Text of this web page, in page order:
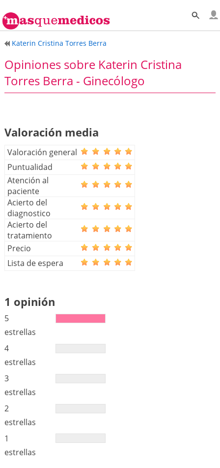
Katerin Cristina Torres Berra
Opiniones sobre Katerin Cristina
Torres Berra - Ginecólogo
Valoración media
Valoración general
Puntualidad
Atención al
paciente
Acierto del
diagnostico
Acierto del
tratamiento
Precio
Lista de espera
1 opinión
5
estrellas
4
estrellas
3
estrellas
2
estrellas
1
estrellas